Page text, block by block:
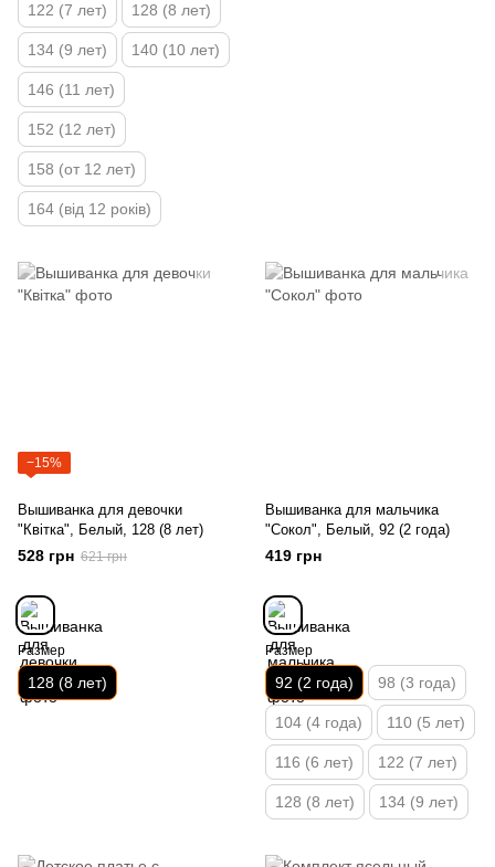
122 (7 лет) 128 (8 лет)
134 (9 лет) 140 (10 лет)
146 (11 лет)
152 (12 лет)
158 (от 12 лет)
164 (від 12 років)
−15%
Вышиванка для девочки
"Квітка", Белый, 128 (8 лет)
528 грн 621 грн
Размер
128 (8 лет)
Вышиванка для мальчика
"Сокол", Белый, 92 (2 года)
419 грн
Размер
92 (2 года) 98 (3 года)
104 (4 года) 110 (5 лет)
116 (6 лет) 122 (7 лет)
128 (8 лет) 134 (9 лет)